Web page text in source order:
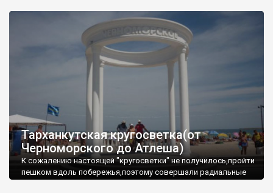
Тарханкутская кругосветка(от
Черноморского до Атлеша)
К сожалению настоящей "кругосветки" не получилось,пройти
пешком вдоль побережья,поэтому совершали радиальные